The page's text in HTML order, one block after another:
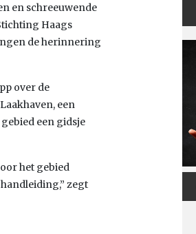
en schreeuwende
Haags
de herinnering
over de
een
een gidsje
het gebied
zegt